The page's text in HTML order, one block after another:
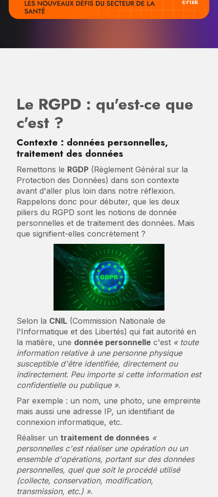
Le RGPD : qu'est-ce que
c'est ?
Contexte : données personnelles,
traitement des données
Remettons le RGDP(Règlement Général sur la
Protection des Données) dans son contexte
avant d'aller plus loin dans notre réflexion.
Rappelons donc pour débuter, que les deux
piliers du RGPD sont les notions de donnée
personnelles et de traitement des données. Mais
que signifient-elles concrètement ?
Selon la CNIL(Commission Nationale de
l'Informatique et des Libertés) qui fait autorité en
la matière, une donnée personnellec'est« toute
information relative à une personne physique
susceptible d'être identifiée, directement ou
indirectement. Peu importe si cette information est
confidentielle ou publique ».
Par exemple : un nom, une photo, une empreinte
mais aussi une adresse IP, un identifiant de
connexion informatique, etc.
Réaliser un traitement de données«
personnelles c'est réaliser une opération ou un
ensemble d'opérations, portant sur des données
personnelles, quel que soit le procédé utilisé
(collecte, conservation, modification,
transmission, etc.) ».